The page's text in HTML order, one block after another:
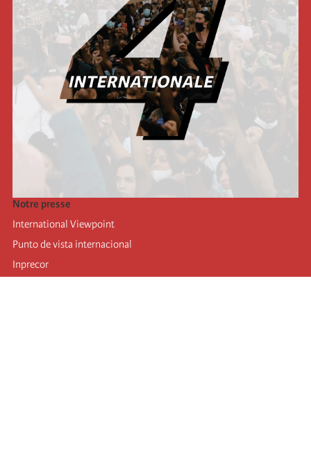
Notre presse
International Viewpoint
Punto de vista internacional
Inprecor